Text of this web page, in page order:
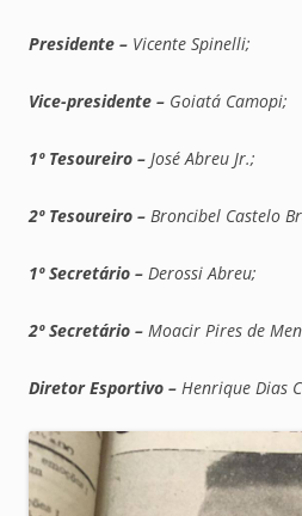
Presidente – Vicente Spinelli;
Vice-presidente – Goiatá Camopi;
1º Tesoureiro – José Abreu Jr.;
2º Tesoureiro – Broncibel Castelo
1º Secretário – Derossi Abreu;
2º Secretário – Moacir Pires de
Diretor Esportivo – Henrique Dias